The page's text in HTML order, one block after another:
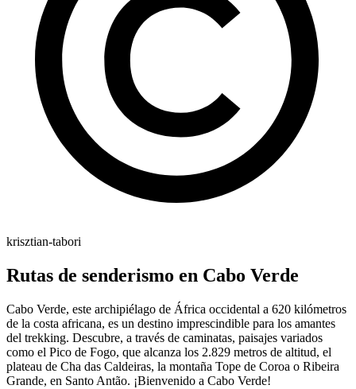
krisztian-tabori
Rutas de senderismo en Cabo Verde
Cabo Verde, este archipiélago de África occidental a 620 kilómetros
de la costa africana, es un destino imprescindible para los amantes
del trekking. Descubre, a través de caminatas, paisajes variados
como el Pico de Fogo, que alcanza los 2.829 metros de altitud, el
plateau de Cha das Caldeiras, la montaña Tope de Coroa o Ribeira
Grande, en Santo Antão. ¡Bienvenido a Cabo Verde!